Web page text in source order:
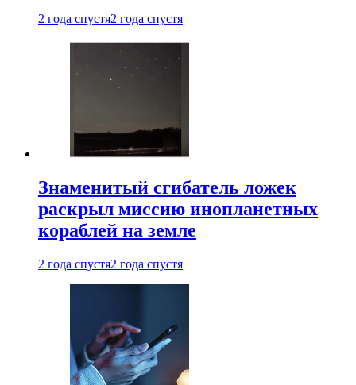
2 года спустя2 года спустя
Знаменитый сгибатель ложек
раскрыл миссию инопланетных
кораблей на земле
2 года спустя2 года спустя